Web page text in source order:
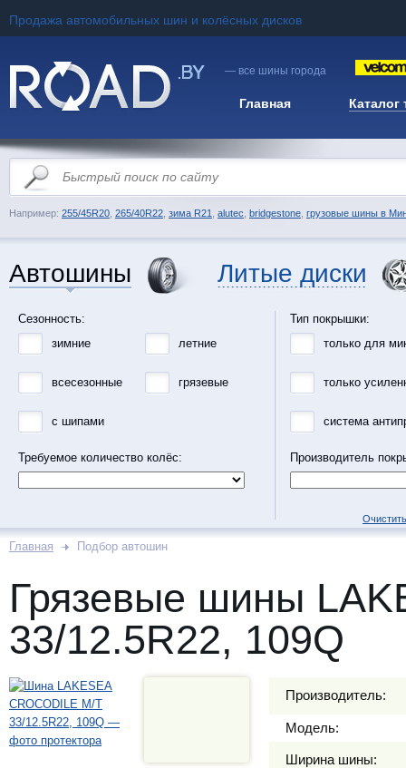
Продажа автомобильных шин и колёсных дисков
— все шины города
Главная Каталог
Например: 255/45R20 265/40R22 зима R21 alutec bridgestone грузовые шины в
Автошины Литые диски
Сезонность:
зимние
летние
всесезонные грязевые
с шипами
Требуемое количество колёс:
Тип покрышки:
только для
только
система
Производитель
Главная Подбор автошин
Грязевые шины
33/12.5R22, 109Q
Производитель:
Модель:
Ширина шины: